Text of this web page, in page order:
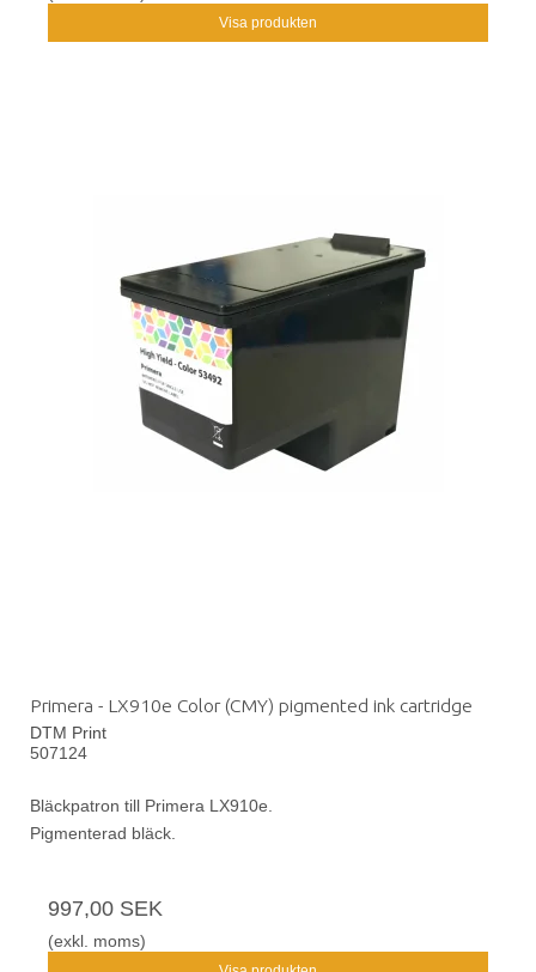
Visa produkten
Primera - LX910e Color (CMY) pigmented ink cartridge
DTM Print
507124
Bläckpatron till Primera LX910e.
Pigmenterad bläck.
997,00 SEK
(exkl. moms)